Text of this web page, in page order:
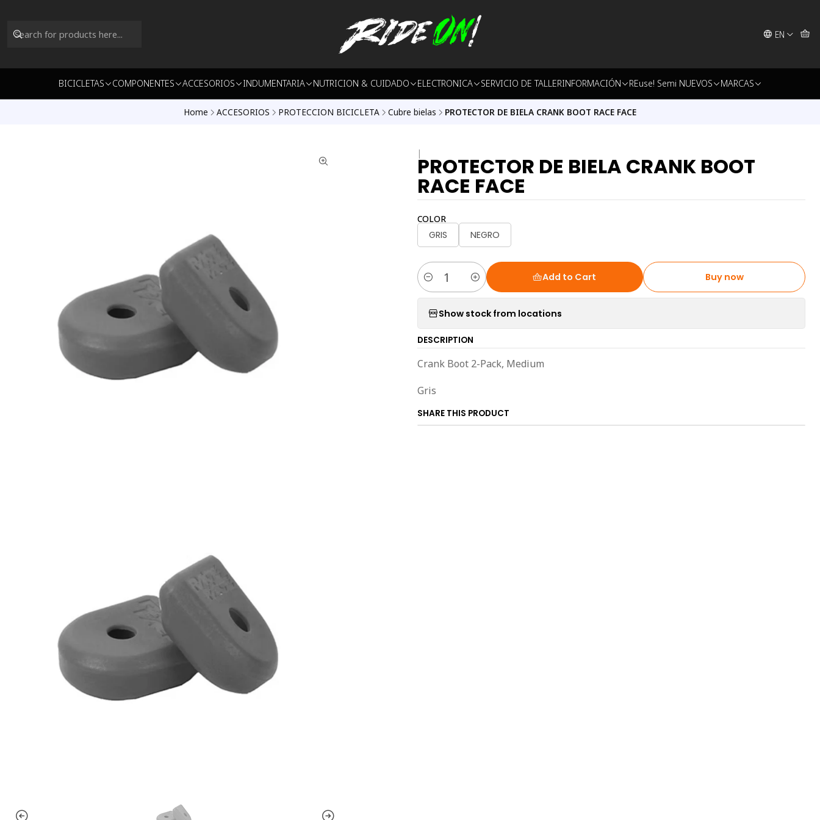
EN
BICICLETAS COMPONENTES ACCESORIOS INDUMENTARIA NUTRICION & CUIDADO ELECTRONICA SERVICIO DE TALLERINFORMACIÓN REuse! Semi NUEVOS MARCAS
Home ACCESORIOS PROTECCION BICICLETA Cubre bielas PROTECTOR DE BIELA CRANK BOOT RACE FACE
|PROTECTOR DE BIELA CRANK BOOT
RACE FACE
COLOR
GRIS NEGRO
Quantity
Add to Cart Buy now
Show stock from locations
DESCRIPTION
Crank Boot 2-Pack, Medium
Gris
SHARE THIS PRODUCT